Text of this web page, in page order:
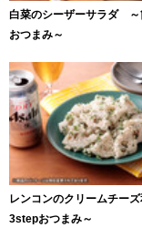
白菜のシーザーサラダ
おつまみ～
レンコンのクリームチー
3stepおつまみ～